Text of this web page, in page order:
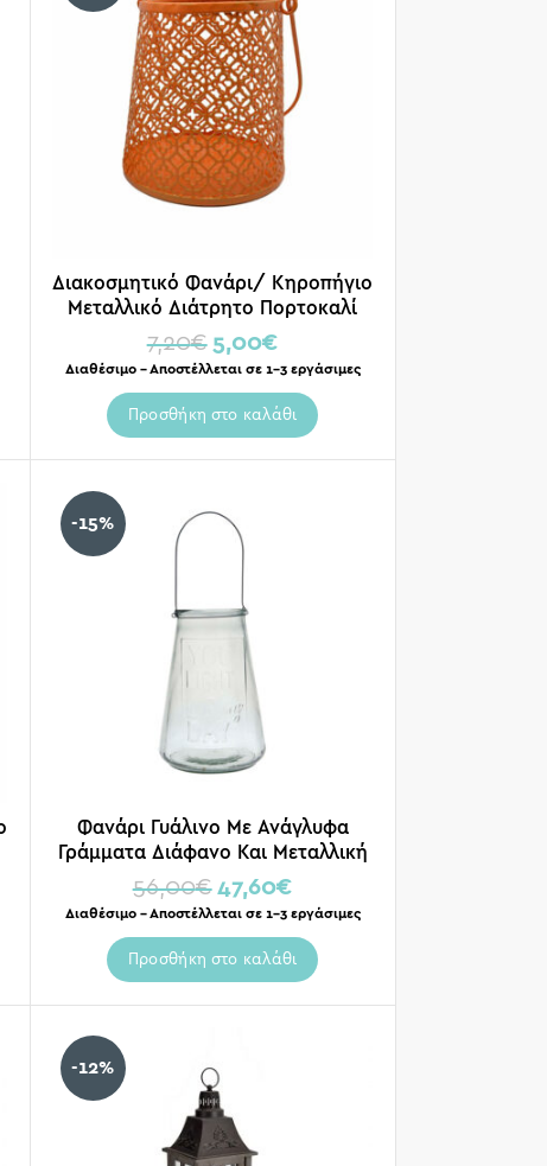
Διακοσμητικό Φανάρι/ Κηροπήγιο
Μεταλλικό Διάτρητο Πορτοκαλί
10×11
7,20€ 5,00€
Διαθέσιμο – Αποστέλλεται σε 1-3 εργάσιμες
Προσθήκη στο καλάθι
-15%
Φανάρι Γυάλινο Με Ανάγλυφα
Γράμματα Διάφανο Και Μεταλλική
Λαβή 37cm
56,00€ 47,60€
Διαθέσιμο – Αποστέλλεται σε 1-3 εργάσιμες
Προσθήκη στο καλάθι
-12%